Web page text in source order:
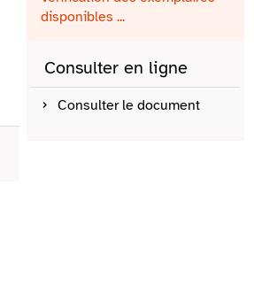
disponibles ...
Consulter en ligne
Consulter le document